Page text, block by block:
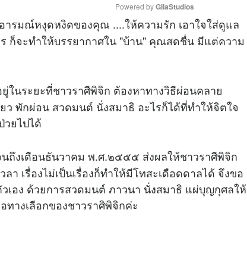
M
e
Powered by GliaStudios
ารมณ์หงุดหงิดของคุณ ....ให้ความรัก เอาใจใส่ดูแล
ก็จะทำให้บรรยากาศใน "บ้าน" คุณสดชื่น มีแต่ความ
ในระยะที่ชาวราศีพิจิก ต้องหาทางวิธีผ่อนคลาย
ว พักผ่อน สวดมนต์ นั่งสมาธิ อะไรก็ได้ที่ทำให้จิตใจ
วยไปได้
ถึงเดือนธันวาคม พ.ศ.๒๕๕๕ ส่งผลให้ชาวราศีพิจิก
เรื่องไม่เป็นเรื่องก็ทำให้มีโทสะเดือดดาลได้ จึงขอ
เอง ด้วยการสวดมนต์ ภาวนา นั่งสมาธิ แผ่บุญกุศลให้
ทางเลือกของชาวราศิพิจิกค่ะ